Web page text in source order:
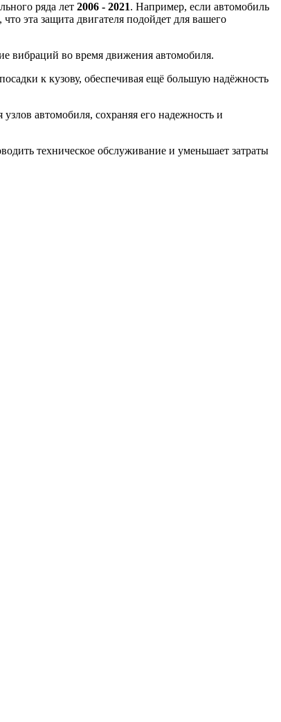
ряда лет 2006 - 2021. Например, если автомобиль
эта защита двигателя подойдет для вашего
вибраций во время движения автомобиля.
к кузову, обеспечивая ещё большую надёжность
автомобиля, сохраняя его надежность и
техническое обслуживание и уменьшает затраты